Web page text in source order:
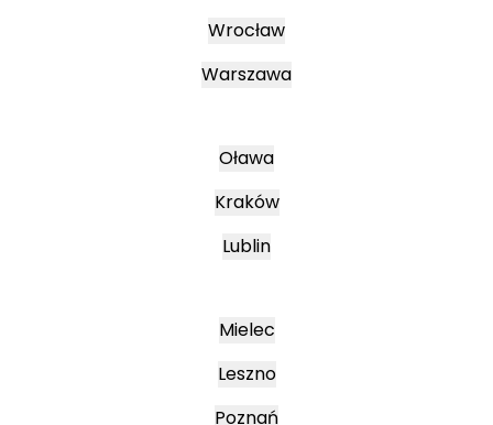
Wrocław
Warszawa
Oława
Kraków
Lublin
Mielec
Leszno
Poznań